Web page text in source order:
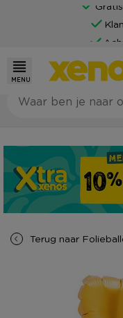
MENU
Terug naar